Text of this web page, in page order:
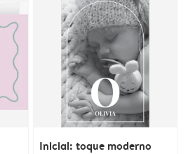
Inicial: toque moderno